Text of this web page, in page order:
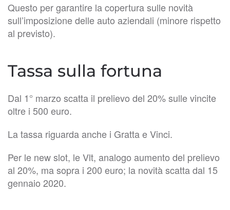
Questo per garantire la copertura sulle novità
sull’imposizione delle auto aziendali (minore rispetto
al previsto).
Tassa sulla fortuna
Dal 1° marzo scatta il prelievo del 20% sulle vincite
oltre i 500 euro.
La tassa riguarda anche i Gratta e Vinci.
Per le new slot, le Vlt, analogo aumento del prelievo
al 20%, ma sopra i 200 euro; la novità scatta dal 15
gennaio 2020.